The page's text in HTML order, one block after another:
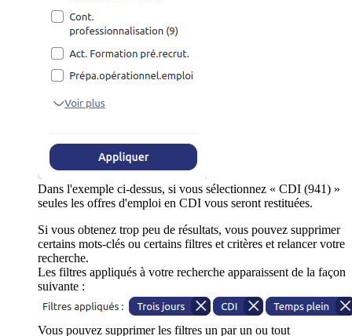
Dans l'exemple ci-dessus, si vous sélectionnez « CDI (941) »
seules les offres d'emploi en CDI vous seront restituées.
Si vous obtenez trop peu de résultats, vous pouvez supprimer
certains mots-clés ou certains filtres et critères et relancer votre
recherche.
Les filtres appliqués à votre recherche apparaissent de la façon
suivante :
Vous pouvez supprimer les filtres un par un ou tout